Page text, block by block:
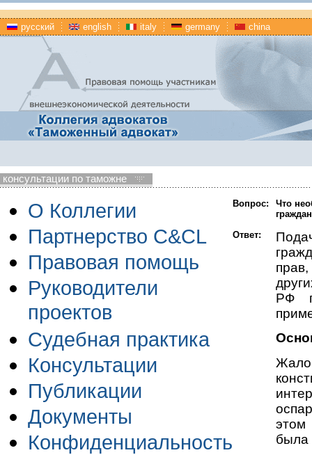
русский english italy germany china
консультации по таможне
О Коллегии
Партнерство C&CL
Правовая помощь
Руководители
проектов
Судебная практика
Консультации
Публикации
Документы
Конфиденциальность
Вопрос:
Что
Ответ:
РФ
этом
была